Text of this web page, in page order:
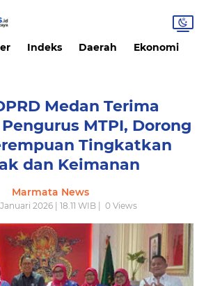
Indeks Daerah Ekonomi
Medan Terima
MTPI, Dorong
Tingkatkan
dan Keimanan
Marmata News
2026 | 18.11 WIB | 0 Views